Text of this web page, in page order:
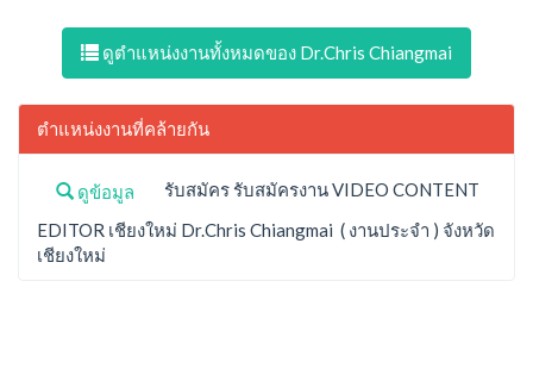
ดูตำแหน่งงานทั้งหมดของ Dr.Chris Chiangmai
ตำแหน่งงานที่คล้ายกัน
ดูข้อมูล
รับสมัคร รับสมัครงาน VIDEO CONTENT
EDITOR เชียงใหม่ Dr.Chris Chiangmai ( งานประจำ ) จังหวัด
เชียงใหม่